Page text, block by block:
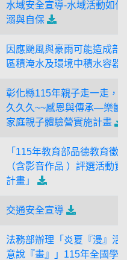
水域安全宣導-水域活動如何
溺與自保
因應颱風與豪雨可能造成部
區積淹水及環境中積水容器
彰化縣115年親子走一走，
久久久~~感恩與傳承—樂齡
家庭親子體驗營實施計畫
「115年教育部品德教育徵
（含影音作品 ）評選活動實
計畫」
交通安全宣導
法務部辦理「炎夏『漫』活
意說『畫』」115年全國學